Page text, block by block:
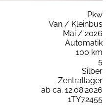
Pkw
Van / Kleinbus
Mai / 2026
Automatik
100 km
5
Silber
Zentrallager
ab ca. 12.08.2026
1TY72455